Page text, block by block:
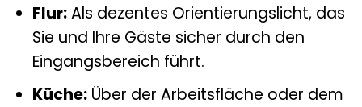
Flur:Als dezentes Orientierungslicht, das
Sie und Ihre Gäste sicher durch den
Eingangsbereich führt.
Küche:Über der Arbeitsfläche oder dem